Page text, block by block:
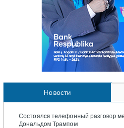
Новости
Состоялся телефонный разговор
Дональдом Трампом